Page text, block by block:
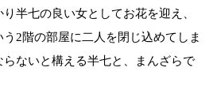
半七の良い女としてお花を迎え、
2階の部屋に二人を閉じ込めてしま
ないと構える半七と、まんざらで